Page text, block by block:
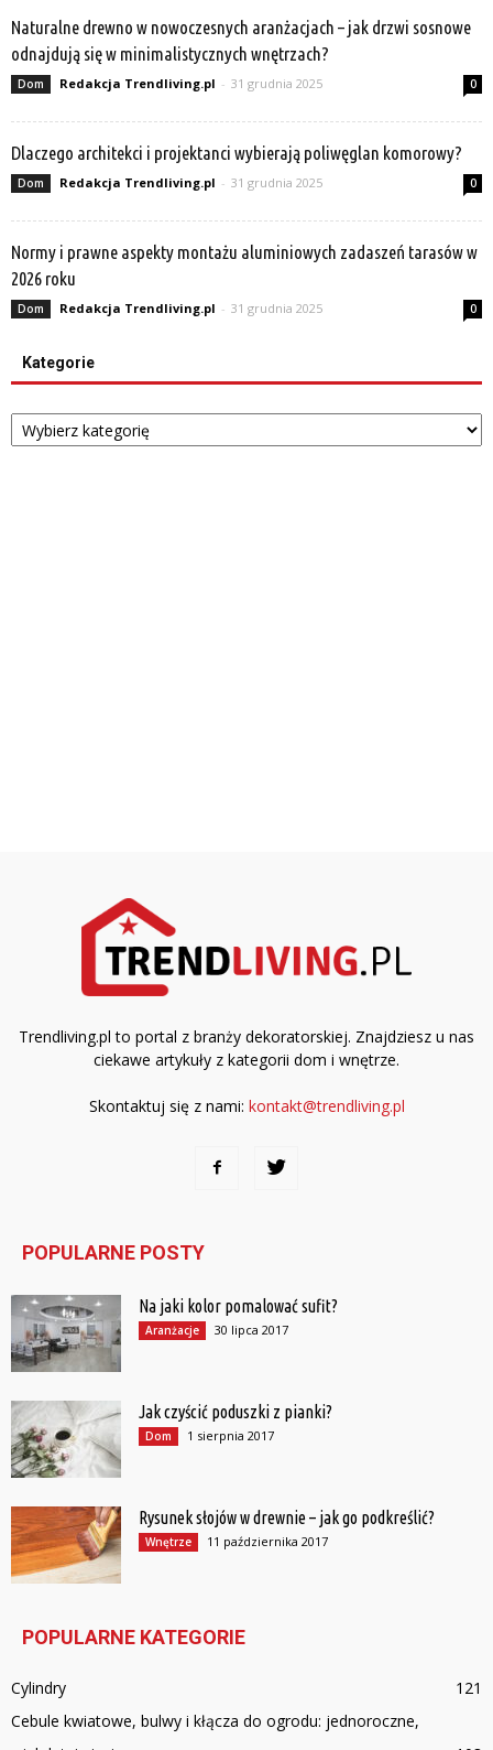
Naturalne drewno w nowoczesnych aranżacjach – jak drzwi sosnowe
odnajdują się w minimalistycznych wnętrzach?
Dom Redakcja Trendliving.pl - 31 grudnia 2025 0
Dlaczego architekci i projektanci wybierają poliwęglan komorowy?
Dom Redakcja Trendliving.pl - 31 grudnia 2025 0
Normy i prawne aspekty montażu aluminiowych zadaszeń tarasów w
2026 roku
Dom Redakcja Trendliving.pl - 31 grudnia 2025 0
Kategorie
Kategorie
Trendliving.pl to portal z branży dekoratorskiej. Znajdziesz u nas
ciekawe artykuły z kategorii dom i wnętrze.
Skontaktuj się z nami: kontakt@trendliving.pl
POPULARNE POSTY
Na jaki kolor pomalować sufit?
Aranżacje 30 lipca 2017
Jak czyścić poduszki z pianki?
Dom 1 sierpnia 2017
Rysunek słojów w drewnie – jak go podkreślić?
Wnętrze 11 października 2017
POPULARNE KATEGORIE
Cylindry
121
Cebule kwiatowe, bulwy i kłącza do ogrodu: jednoroczne,